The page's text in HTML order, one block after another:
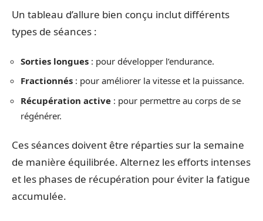
Un tableau d’allure bien conçu inclut différents
types de séances :
Sorties longues : pour développer l’endurance.
Fractionnés : pour améliorer la vitesse et la puissance.
Récupération active : pour permettre au corps de se
régénérer.
Ces séances doivent être réparties sur la semaine
de manière équilibrée. Alternez les efforts intenses
et les phases de récupération pour éviter la fatigue
accumulée.